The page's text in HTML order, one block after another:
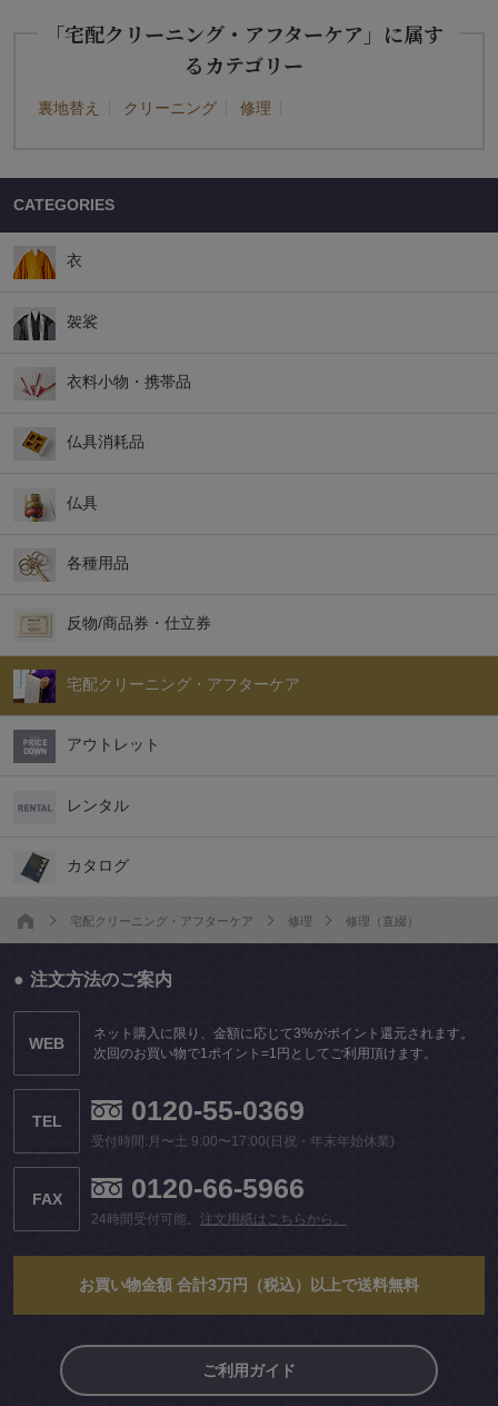
「宅配クリーニング・アフターケア」に属す
るカテゴリー
裏地替え クリーニング 修理
CATEGORIES
衣
袈裟
衣料小物・携帯品
仏具消耗品
仏具
各種用品
反物/商品券・仕立券
宅配クリーニング・アフターケア
アウトレット
レンタル
カタログ
宅配クリーニング・アフターケア 修理 修理（直綴）
注文方法のご案内
WEB
ネット購入に限り、金額に応じて3%がポイント還元されます。
次回のお買い物で1ポイント=1円としてご利用頂けます。
TEL 0120-55-0369
受付時間:月〜土 9:00〜17:00(日祝・年末年始休業)
FAX 0120-66-5966
24時間受付可能。 注文用紙はこちらから。
お買い物金額 合計3万円（税込）以上で送料無料
ご利用ガイド